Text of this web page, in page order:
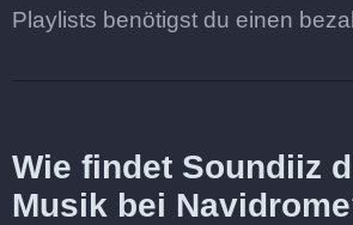
Playlists benötigst du einen
Wie findet Soundiiz
Musik bei